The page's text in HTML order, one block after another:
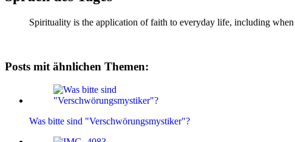
Spirituality is the application of faith to everyday life, including
Posts mit ähnlichen Themen:
Was bitte sind "Verschwörungsmystiker"?